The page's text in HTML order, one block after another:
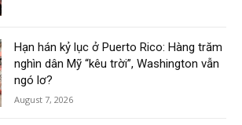
Hạn hán kỷ lục ở Puerto Rico: Hàng trăm
nghìn dân Mỹ “kêu trời”, Washington vẫn
ngó lơ?
August 7, 2026